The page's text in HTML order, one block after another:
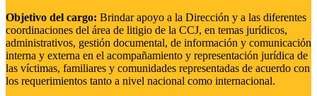
Objetivo del cargo: Brindar apoyo a la Dirección y a las diferentes
coordinaciones del área de litigio de la CCJ, en temas jurídicos,
administrativos, gestión documental, de información y comunicación
interna y externa en el acompañamiento y representación jurídica de
las víctimas, familiares y comunidades representadas de acuerdo con
los requerimientos tanto a nivel nacional como internacional.